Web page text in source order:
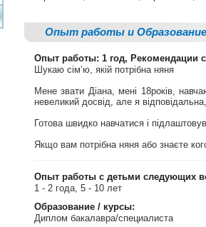
Опыт работы и Образование
Опыт работы: 1 год, Рекомендации
Шукаю сім’ю, якій потрібна няня
Мене звати Діана, мені 18років,
невеликий досвід, але я
Готова швидко навчатися і
Якщо вам потрібна няня або знаєте
Опыт работы с детьми следующих
1 - 2 года, 5 - 10 лет
Образование / курсы:
Диплом бакалавра/специалиста